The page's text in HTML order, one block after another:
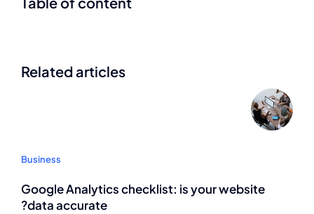
Related articles
Business
Google Analytics checklist: is your website
data accurate?